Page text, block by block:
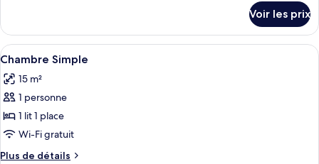
Chambre
Double
le
type
de
Chambre
Double
Voir les prix
Afficher
toutes
les
photos
pour
ce
type
Une chambre d’hôtel avec un lit, un
4
Chambre Simple
15 m²
1 personne
1 lit 1 place
Wi-Fi gratuit
Plus de détails
Plus